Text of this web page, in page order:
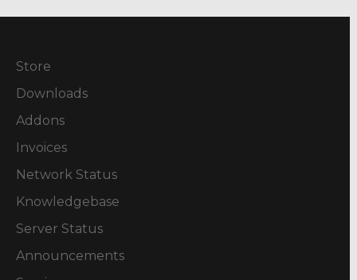
Store
Downloads
Addons
Invoices
Network Status
Knowledgebase
Server Status
Announcements